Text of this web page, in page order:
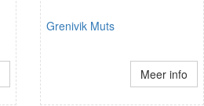
Grenivik Muts
Meer info